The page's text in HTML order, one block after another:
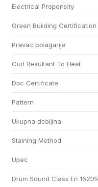
Electrical Propensity
Green Building Certification
Pravac polaganja
Curl Resultant To Heat
Doc Certificate
Pattern
Ukupna debljina
Staining Method
Upec
Drum Sound Class En 16205